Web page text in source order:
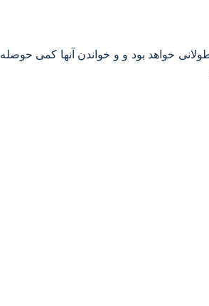
خواهد بود و و خواندن آنها کمی حوصله